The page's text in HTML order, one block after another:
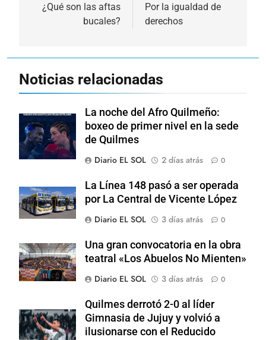
de¿Qué son las aftas
bucales?
Por la igualdad de
derechos
Noticias relacionadas
La noche del Afro Quilmeño:
boxeo de primer nivel en la sede
de Quilmes
Diario EL SOL
2 días atrás 0
La Línea 148 pasó a ser operada
por La Central de Vicente López
Diario EL SOL
3 días atrás 0
Una gran convocatoria en la obra
teatral «Los Abuelos No Mienten»
Diario EL SOL
3 días atrás 0
Quilmes derrotó 2-0 al líder
Gimnasia de Jujuy y volvió a
ilusionarse con el Reducido